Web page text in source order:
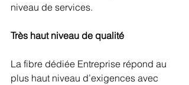
niveau de services.
Très haut niveau de qualité
La fibre dédiée Entreprise répond au
plus haut niveau d’exigences avec